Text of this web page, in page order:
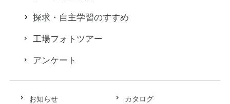
お知らせ カタログ
探求・自主学習のすすめ
工場フォトツアー
アンケート